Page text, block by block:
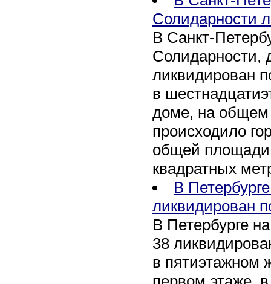
Солидарности
В Санкт-
Солидарности,
ликвидирован
в
доме, на общем
происходило
общей площади
квадратных
В
ликвидирован
В Петербурге
38
в пятиэтажном